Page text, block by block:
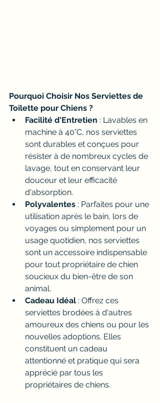
Pourquoi Choisir Nos Serviettes de
Toilette pour Chiens ?
Facilité d'Entretien : Lavables en
machine à 40°C, nos serviettes
sont durables et conçues pour
résister à de nombreux cycles de
lavage, tout en conservant leur
douceur et leur efficacité
d'absorption.
Polyvalentes : Parfaites pour une
utilisation après le bain, lors de
voyages ou simplement pour un
usage quotidien, nos serviettes
sont un accessoire indispensable
pour tout propriétaire de chien
soucieux du bien-être de son
animal.
Cadeau Idéal : Offrez ces
serviettes brodées à d'autres
amoureux des chiens ou pour les
nouvelles adoptions. Elles
constituent un cadeau
attentionné et pratique qui sera
apprécié par tous les
propriétaires de chiens.